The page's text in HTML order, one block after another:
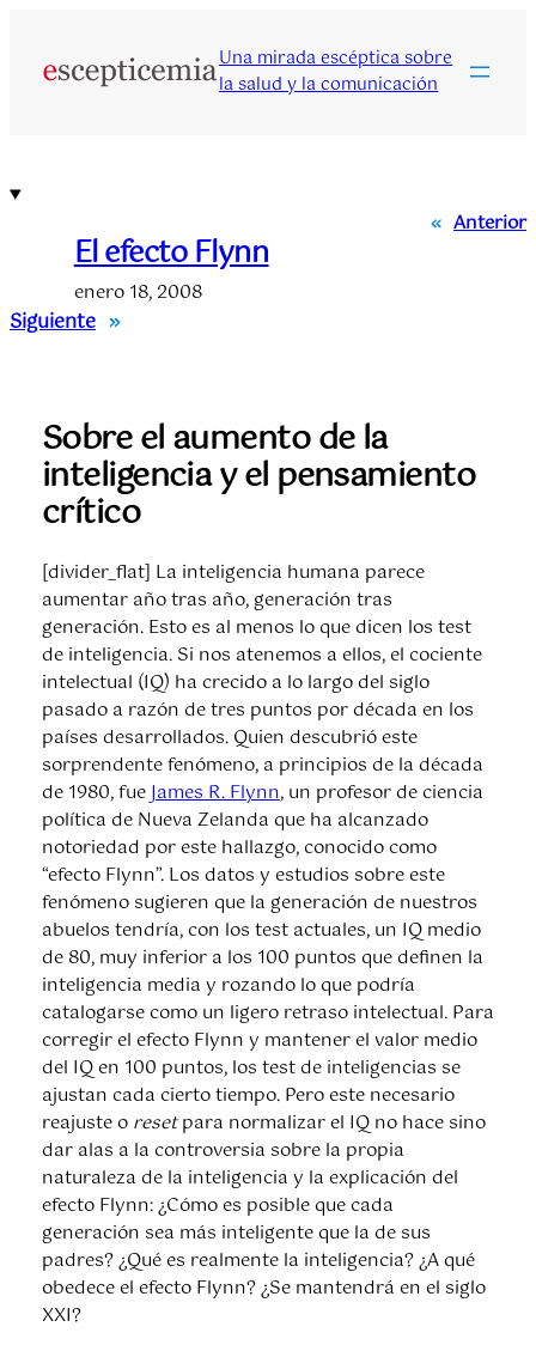
contenido
Una mirada escéptica sobre
la salud y la comunicación
« Anterior
El efecto Flynn
enero 18, 2008
Siguiente »
Sobre el aumento de la
inteligencia y el pensamiento
crítico
[divider_flat] La inteligencia humana parece
aumentar año tras año, generación tras
generación. Esto es al menos lo que dicen los test
de inteligencia. Si nos atenemos a ellos, el cociente
intelectual (IQ) ha crecido a lo largo del siglo
pasado a razón de tres puntos por década en los
países desarrollados. Quien descubrió este
sorprendente fenómeno, a principios de la década
de 1980, fue James R. Flynn, un profesor de ciencia
política de Nueva Zelanda que ha alcanzado
notoriedad por este hallazgo, conocido como
“efecto Flynn”. Los datos y estudios sobre este
fenómeno sugieren que la generación de nuestros
abuelos tendría, con los test actuales, un IQ medio
de 80, muy inferior a los 100 puntos que definen la
inteligencia media y rozando lo que podría
catalogarse como un ligero retraso intelectual. Para
corregir el efecto Flynn y mantener el valor medio
del IQ en 100 puntos, los test de inteligencias se
ajustan cada cierto tiempo. Pero este necesario
reajuste o resetpara normalizar el IQ no hace sino
dar alas a la controversia sobre la propia
naturaleza de la inteligencia y la explicación del
efecto Flynn: ¿Cómo es posible que cada
generación sea más inteligente que la de sus
padres? ¿Qué es realmente la inteligencia? ¿A qué
obedece el efecto Flynn? ¿Se mantendrá en el siglo
XXI?